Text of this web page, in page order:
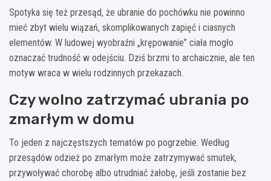
Spotyka się też przesąd, że ubranie do pochówku nie powinno
mieć zbyt wielu wiązań, skomplikowanych zapięć i ciasnych
elementów. W ludowej wyobraźni „krępowanie” ciała mogło
oznaczać trudność w odejściu. Dziś brzmi to archaicznie, ale ten
motyw wraca w wielu rodzinnych przekazach.
Czy wolno zatrzymać ubrania po
zmarłym w domu
To jeden z najczęstszych tematów po pogrzebie. Według
przesądów odzież po zmarłym może zatrzymywać smutek,
przywoływać chorobę albo utrudniać żałobę, jeśli zostanie bez